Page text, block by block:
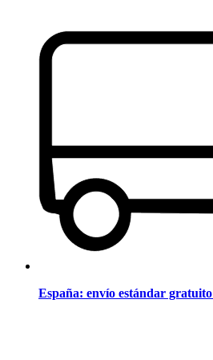
España: envío estándar gratuito